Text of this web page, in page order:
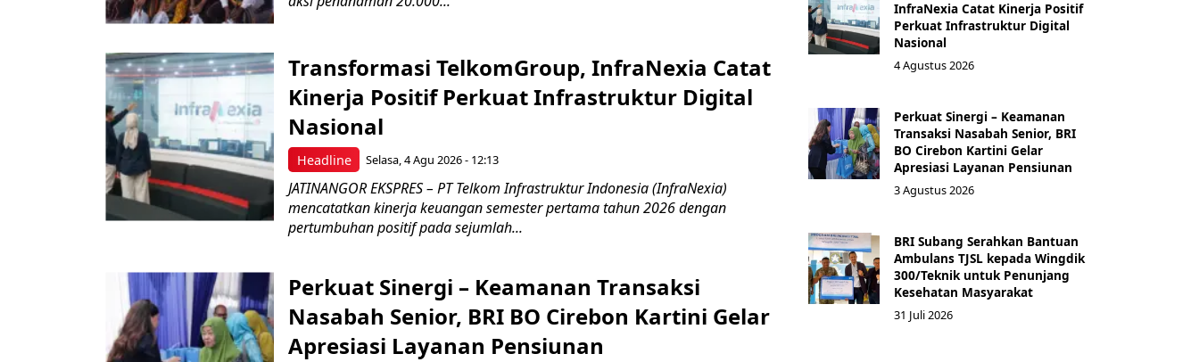
Headline
Transformasi TelkomGroup, InfraNexia Catat
Kinerja Positif Perkuat Infrastruktur Digital
Nasional
Selasa, 4 Agu 2026 - 12:13
JATINANGOR EKSPRES – PT Telkom Infrastruktur Indonesia (InfraNexia)
mencatatkan kinerja keuangan semester pertama tahun 2026 dengan
pertumbuhan positif pada sejumlah...
Perkuat Sinergi – Keamanan Transaksi
Nasabah Senior, BRI BO Cirebon Kartini Gelar
Apresiasi Layanan Pensiunan
InfraNexia Catat Kinerja Positif
Perkuat Infrastruktur Digital
Nasional
4 Agustus 2026
Perkuat Sinergi – Keamanan
Transaksi Nasabah Senior, BRI
BO Cirebon Kartini Gelar
Apresiasi Layanan Pensiunan
3 Agustus 2026
BRI Subang Serahkan Bantuan
Ambulans TJSL kepada Wingdik
300/Teknik untuk Penunjang
Kesehatan Masyarakat ​
31 Juli 2026